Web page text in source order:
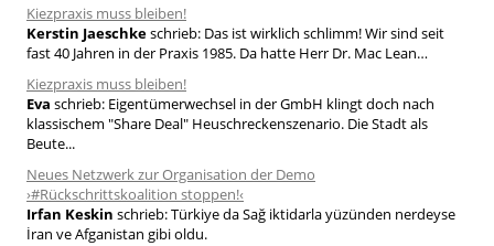
h
:
Kiezpraxis muss bleiben!
Kerstin Jaeschkeschrieb: Das ist wirklich schlimm! Wir sind seit
fast 40 Jahren in der Praxis 1985. Da hatte Herr Dr. Mac Lean…
Kiezpraxis muss bleiben!
Eva schrieb: Eigentümerwechsel in der GmbH klingt doch nach
klassischem "Share Deal" Heuschreckenszenario. Die Stadt als
Beute...
Neues Netzwerk zur Organisation der Demo
›#Rückschrittskoalition stoppen!‹
Irfan Keskin schrieb:Türkiye da Sağ iktidarla yüzünden nerdeyse
İran ve Afganistan gibi oldu.